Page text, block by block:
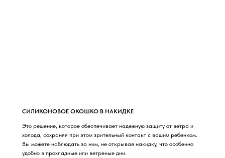
Это решение, которое обеспечивает надежную защиту от ветра и
холода, сохраняя при этом зрительный контакт с вашим ребенком.
Вы можете наблюдать за ним, не открывая накидку, что особенно
удобно в прохладные или ветреные дни.
СИЛИКОНОВОЕ ОКОШКО В НАКИДКЕ